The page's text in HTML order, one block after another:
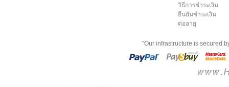
วิธีการชำระเงิน
ยืนยันชำระเงิน
ต่ออายุ
"Our infrastructure is secured